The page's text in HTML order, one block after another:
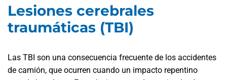
Lesiones cerebrales
traumáticas (TBI)
Las TBI son una consecuencia frecuente de los accidentes
de camión, que ocurren cuando un impacto repentino